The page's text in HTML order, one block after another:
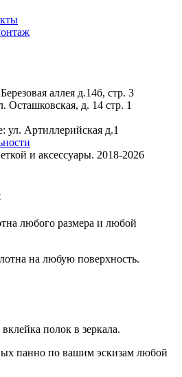
аллея д.14б, стр. 3
Осташковская, д. 14 стр. 1
ул. Артиллерийская д.1
и аксессуары. 2018-2026
любого размера и любой
на любую поверхность.
полок в зеркала.
панно по вашим эскизам любой